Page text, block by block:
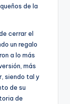
de la
cerrar el
un regalo
a lo más
más
siendo tal y
de su
de